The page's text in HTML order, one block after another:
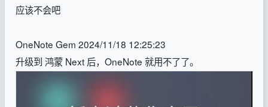
应该不会吧
OneNote Gem 2024/11/18 12:25:23
升级到 鸿蒙 Next 后，OneNote 就用不了了。